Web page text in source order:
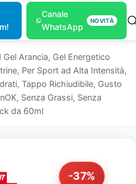
Canale
WhatsApp
NOVITÀ
Gel Arancia, Gel Energetico
Per Sport ad Alta Intensità,
Tappo Richiudibile, Gusto
Senza Grassi, Senza
da 60ml
-37%